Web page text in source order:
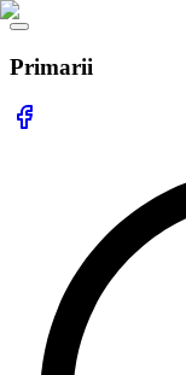
Primarii